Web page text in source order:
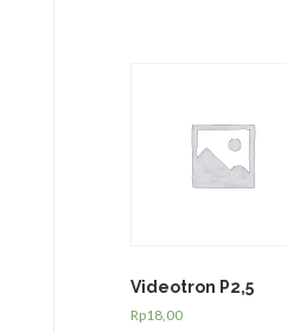
Videotron P2,5
Rp18,00